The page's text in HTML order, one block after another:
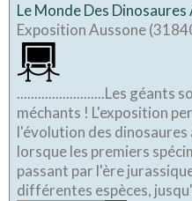
Le Monde Des Dinosaures
Exposition Aussone
.........................Les géants
méchants ! L'exposition permet au visiteur de suivre
l'évolution des
lorsque les premiers
passant par l'ère
différentes espèces,